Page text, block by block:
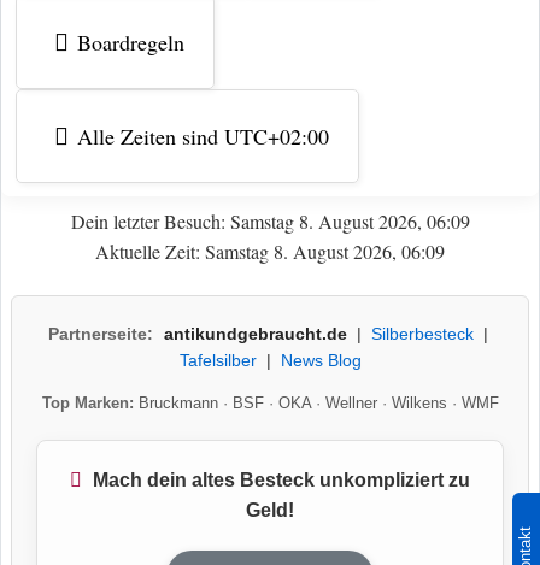
Kontakt
Boardregeln
Alle Zeiten sind UTC+02:00
Dein letzter Besuch: Samstag 8. August 2026, 06:09
Aktuelle Zeit: Samstag 8. August 2026, 06:09
Partnerseite: antikundgebraucht.de| Silberbesteck|
Tafelsilber| News Blog
Top Marken: Bruckmann· BSF· OKA· Wellner· Wilkens · WMF
Mach dein altes Besteck unkompliziert zu
Geld!